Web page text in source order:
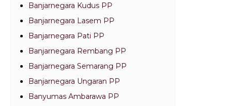
Banjarnegara Kudus PP
Banjarnegara Lasem PP
Banjarnegara Pati PP
Banjarnegara Rembang PP
Banjarnegara Semarang PP
Banjarnegara Ungaran PP
Banyumas Ambarawa PP